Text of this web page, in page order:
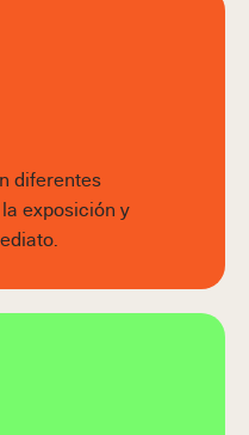
diferentes
exposición y